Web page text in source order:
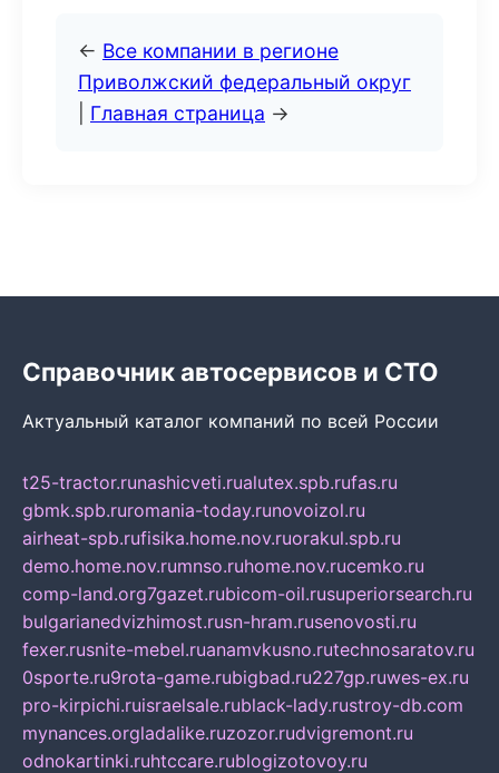
← Все компании в регионе
Приволжский федеральный округ
Главная страница →
Справочник автосервисов и СТО
Актуальный каталог компаний по всей России
t25-tractor.runashicveti.rualutex.spb.rufas.ru
gbmk.spb.ruromania-today.runovoizol.ru
airheat-spb.rufisika.home.nov.ruorakul.spb.ru
demo.home.nov.rumnso.ruhome.nov.rucemko.ru
comp-land.org7gazet.rubicom-oil.rusuperiorsearch.ru
bulgarianedvizhimost.rusn-hram.rusenovosti.ru
fexer.rusnite-mebel.ruanamvkusno.rutechnosaratov.ru
0sporte.ru9rota-game.rubigbad.ru227gp.ruwes-ex.ru
pro-kirpichi.ruisraelsale.rublack-lady.rustroy-db.com
mynances.orgladalike.ruzozor.rudvigremont.ru
odnokartinki.ruhtccare.rublogizotovoy.ru